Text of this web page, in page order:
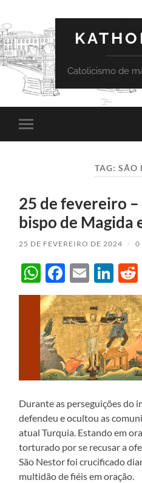
Catolicismo de
Toggle
mobile
TAG:SÃO
25 de fevereiro –
bispo de Magida
25 DE FEVEREIRO DE 2024 / 0
WhatsApp
Email
Durante as perseguições do
defendeu e ocultou as
atual Turquia. Estando em
torturado por se recusar a
São Nestor foi crucificado
multidão de fiéis em oração.